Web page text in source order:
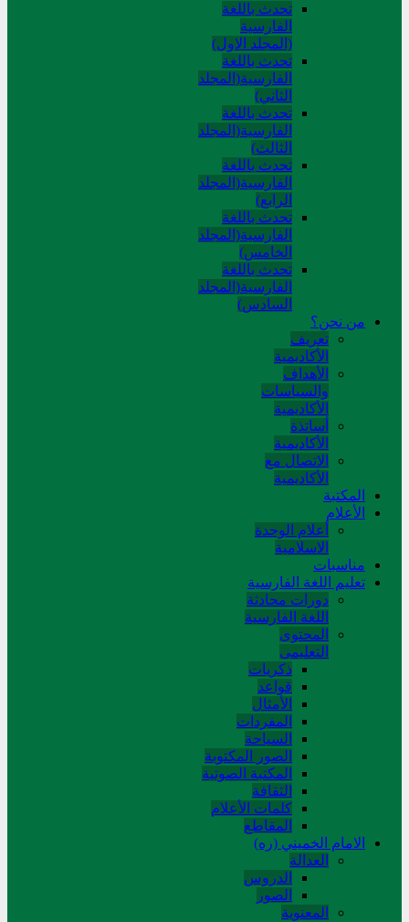
تحدث باللغة
الفارسية
(المجلد الاول)
تحدث باللغة
الفارسية(المجلد
الثاني)
تحدث باللغة
الفارسية(المجلد
الثالث)
تحدث باللغة
الفارسية(المجلد
الرابع)
تحدث باللغة
الفارسية(المجلد
الخامس)
تحدث باللغة
الفارسية(المجلد
السادس)
من نحن؟
تعريف
الأكاديمية
الأهداف
والسياسات
الأكاديمية
أساتذة
الأكاديمية
الاتصال مع
الأكاديمية
المکتبة
الأعلام
أعلام الوحدة
الاسلامية
مناسبات
تعلیم اللغة الفارسیة
دورات محادثة
اللغة الفارسیة
المحتوی
التعلیمی
ذکریات
قواعد
الأمثال
المفردات
السیاحة
الصور المکتوبة
المکتبة الصوتیة
الثقافة
کلمات الأعلام
المقاطع
الامام الخميني (ره)
العدالة
الدروس
الصور
المعنوية